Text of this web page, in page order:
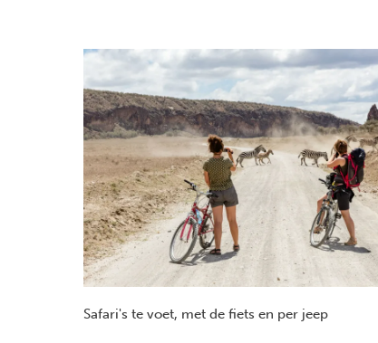
Safari's te voet, met de fiets en per jeep